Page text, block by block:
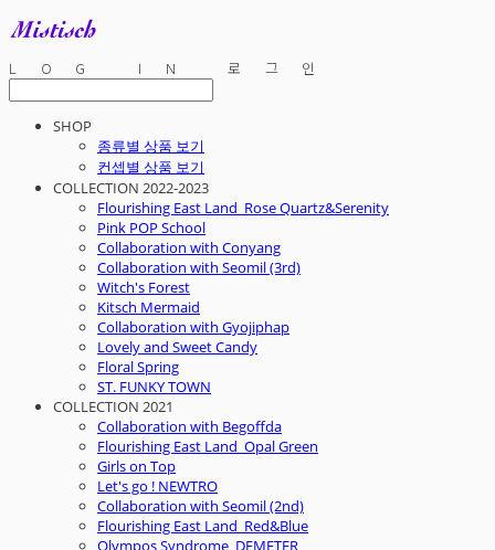
LOG IN 로그인
SHOP
종류별 상품 보기
컨셉별 상품 보기
COLLECTION 2022-2023
Flourishing East Land_Rose Quartz&Serenity
Pink POP School
Collaboration with Conyang
Collaboration with Seomil (3rd)
Witch's Forest
Kitsch Mermaid
Collaboration with Gyojiphap
Lovely and Sweet Candy
Floral Spring
ST. FUNKY TOWN
COLLECTION 2021
Collaboration with Begoffda
Flourishing East Land_Opal Green
Girls on Top
Let's go ! NEWTRO
Collaboration with Seomil (2nd)
Flourishing East Land_Red&Blue
Olympos Syndrome_DEMETER